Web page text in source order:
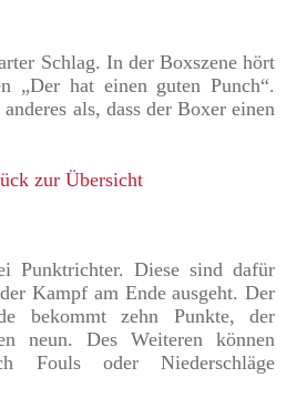
Schlag. In der Boxszene hört
„Der hat einen guten Punch“.
als, dass der Boxer einen
zur Übersicht
Punktrichter. Diese sind dafür
Kampf am Ende ausgeht. Der
bekommt zehn Punkte, der
neun. Des Weiteren können
Fouls oder Niederschläge